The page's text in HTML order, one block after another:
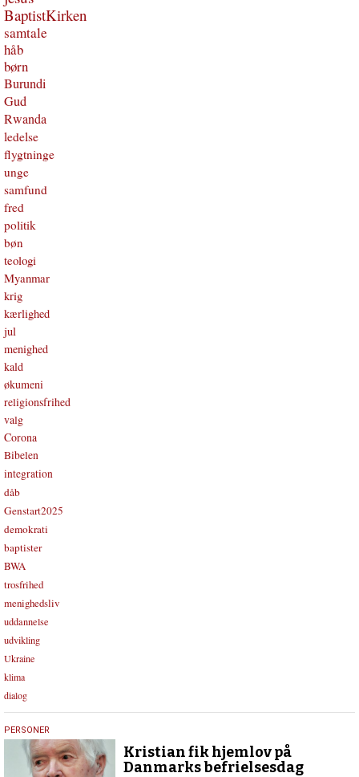
BaptistKirken
samtale
håb
børn
Burundi
Gud
Rwanda
ledelse
flygtninge
unge
samfund
fred
politik
bøn
teologi
Myanmar
krig
kærlighed
jul
menighed
kald
økumeni
religionsfrihed
valg
Corona
Bibelen
integration
dåb
Genstart2025
demokrati
baptister
BWA
trosfrihed
menighedsliv
uddannelse
udvikling
Ukraine
klima
dialog
12.
maj
2020
PERSONER
Kristian fik hjemlov på
Danmarks befrielsesdag